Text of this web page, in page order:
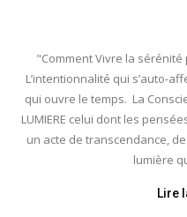
"Comment Vivre la sérénité
L’intentionnalité qui s’auto-
qui ouvre le temps. La
LUMIERE celui dont les
un acte de transcendance,
lumière
Lire